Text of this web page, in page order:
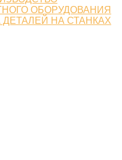
ОБОРУДОВАНИЯ
НА СТАНКАХ